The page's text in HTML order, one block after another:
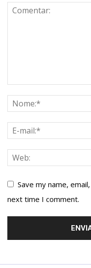
Save my name,
next time I comment.